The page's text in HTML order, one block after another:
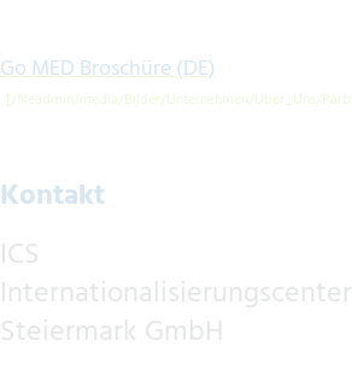
Go MED Broschüre (DE)
Kontakt
ICS
Internationalisierungscenter
Steiermark GmbH